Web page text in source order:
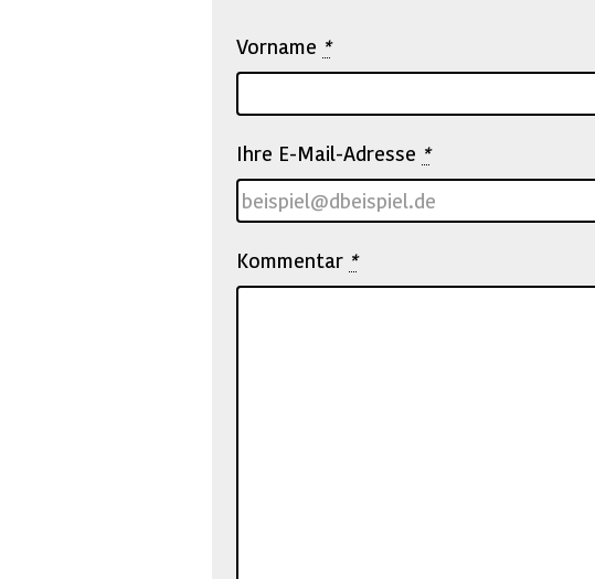
Vorname *
Ihre E-Mail-Adresse *
Kommentar *